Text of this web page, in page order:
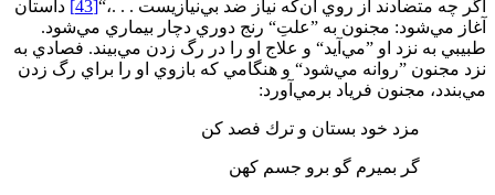
اگر چه متضادند از روي آن‌كه نياز ضد بي‌نيازيست . . .،“[43]
داستان
آغاز مي‌شود: مجنون به ”علتِ“ رنج دوري دچار بيماري مي‌شود.
طبيبي به نزد او ”مي‌آيد“ و علاج او را در رگ ‌زدن مي‌بيند. فصادي به
نزد مجنون ”روانه مي‌شود“ و هنگامي ‌كه بازوي او را براي رگ ‌زدن
مي‌بندد، مجنون فرياد برمي‌آورد:
مزد خود بستان و ترك فصد كن
گر بميرم گو برو جسم كهن